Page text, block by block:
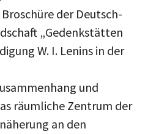
der Deutsch-
„Gedenkstätten
W. I. Lenins in der
und
räumliche Zentrum der
an den